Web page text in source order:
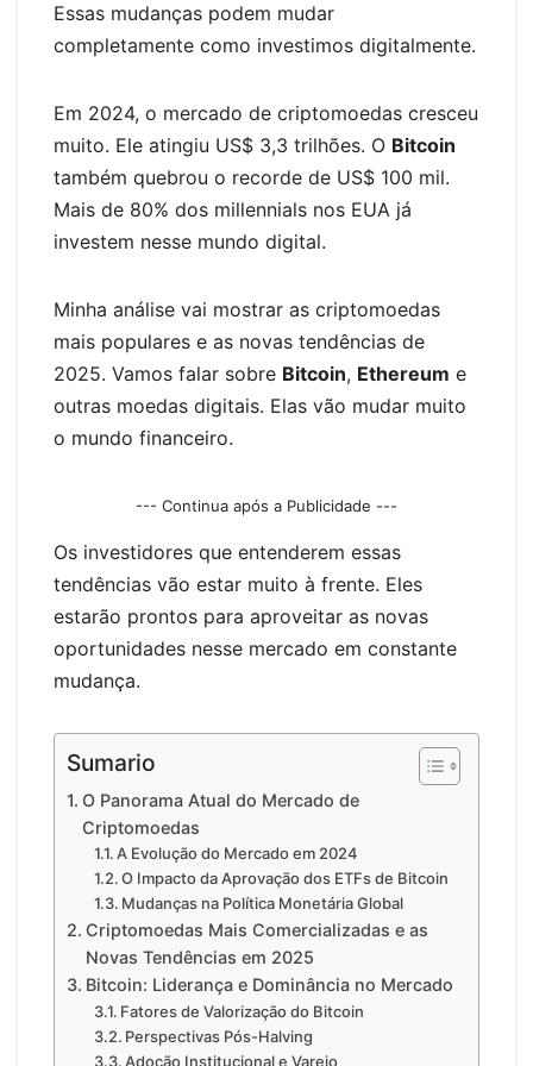
o n
p
n n
er
Essas mudanças podem mudar
completamente como investimos digitalmente.
Em 2024, o mercado de criptomoedas cresceu
muito. Ele atingiu US$ 3,3 trilhões. O Bitcoin
também quebrou o recorde de US$ 100 mil.
Mais de 80% dos millennials nos EUA já
investem nesse mundo digital.
Minha análise vai mostrar as criptomoedas
mais populares e as novas tendências de
2025. Vamos falar sobre Bitcoin, Ethereum e
outras moedas digitais. Elas vão mudar muito
o mundo financeiro.
--- Continua após a Publicidade ---
Os investidores que entenderem essas
tendências vão estar muito à frente. Eles
estarão prontos para aproveitar as novas
oportunidades nesse mercado em constante
mudança.
Sumario
O Panorama Atual do Mercado de
Criptomoedas
A Evolução do Mercado em 2024
O Impacto da Aprovação dos ETFs de Bitcoin
Mudanças na Política Monetária Global
Criptomoedas Mais Comercializadas e as
Novas Tendências em 2025
Bitcoin: Liderança e Dominância no Mercado
Fatores de Valorização do Bitcoin
Perspectivas Pós-Halving
Adoção Institucional e Varejo